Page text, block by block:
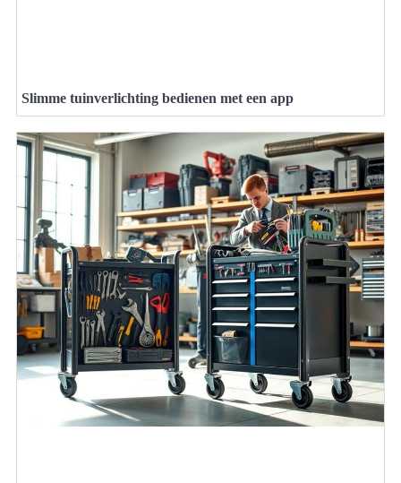
Slimme tuinverlichting bedienen met een app